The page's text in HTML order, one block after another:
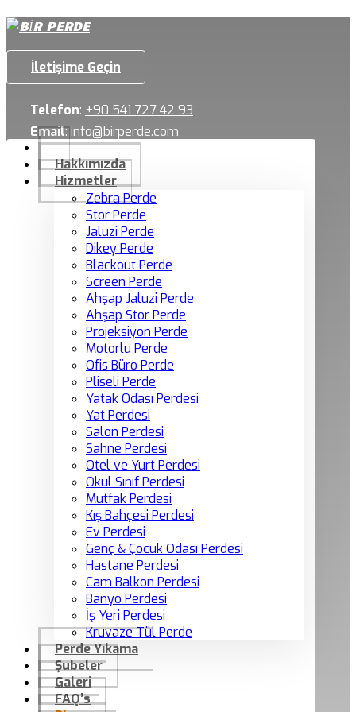
İletişime Geçin
Telefon: +90 541 727 42 93
Email:info@birperde.com
Hakkımızda
Hizmetler
Zebra Perde
Stor Perde
Jaluzi Perde
Dikey Perde
Blackout Perde
Screen Perde
Ahşap Jaluzi Perde
Ahşap Stor Perde
Projeksiyon Perde
Motorlu Perde
Ofis Büro Perde
Pliseli Perde
Yatak Odası Perdesi
Yat Perdesi
Salon Perdesi
Sahne Perdesi
Otel ve Yurt Perdesi
Okul Sınıf Perdesi
Mutfak Perdesi
Kış Bahçesi Perdesi
Ev Perdesi
Genç & Çocuk Odası Perdesi
Hastane Perdesi
Cam Balkon Perdesi
Banyo Perdesi
İş Yeri Perdesi
Kruvaze Tül Perde
Perde Yıkama
Şubeler
Galeri
FAQ’s